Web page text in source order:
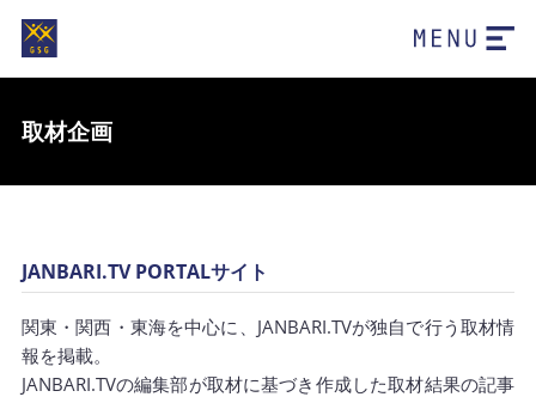
取材企画
JANBARI.TV PORTALサイト
関東・関西・東海を中心に、JANBARI.TVが独自で行う取材情
報を掲載。
JANBARI.TVの編集部が取材に基づき作成した取材結果の記事